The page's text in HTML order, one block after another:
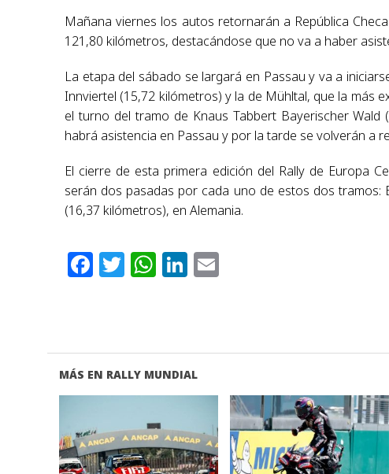
Mañana viernes los autos retornarán a República
121,80 kilómetros, destacándose que no va a haber
La etapa del sábado se largará en Passau y va a
Innviertel (15,72 kilómetros) y la de Mühltal, que la más
el turno del tramo de Knaus Tabbert Bayerischer
habrá asistencia en Passau y por la tarde se volverán a
El cierre de esta primera edición del Rally de Europa
serán dos pasadas por cada uno de estos dos tramos:
(16,37 kilómetros), en Alemania.
Facebook
Twitter
WhatsApp
LinkedIn
MÁS EN RALLY MUNDIAL
VER NOTA VER NOTA